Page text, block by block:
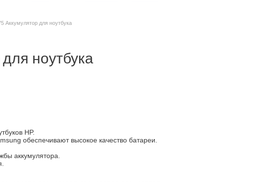
Аккумулятор для ноутбука
ноутбука
HP.
обеспечивают высокое качество батареи.
аккумулятора.